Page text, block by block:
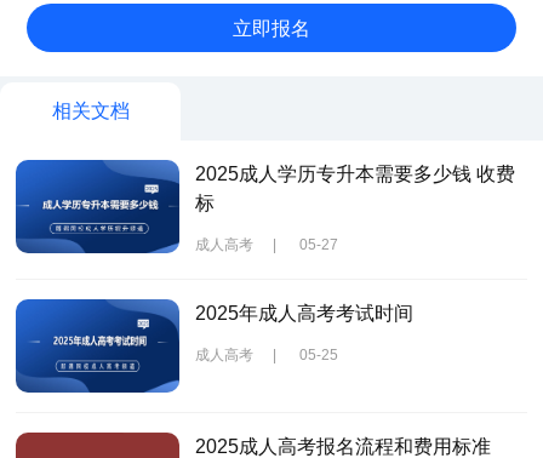
相关文档
2025成人学历专升本需要多少钱 收费
标
成人高考 | 05-27
2025年成人高考考试时间
成人高考 | 05-25
2025成人高考报名流程和费用标准